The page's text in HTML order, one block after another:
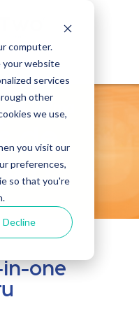
computer.
your website
services
other
we use,
you visit our
preferences,
so that you're
Decline
plataforma
de
in-one